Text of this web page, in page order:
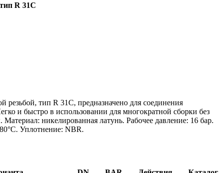
R 31C
резьбой, тип R 31C, предназначено для соединения
и быстро в использовании для многократной сборки без
никелированная латунь. Рабочее давление: 16 бар.
Уплотнение: NBR.